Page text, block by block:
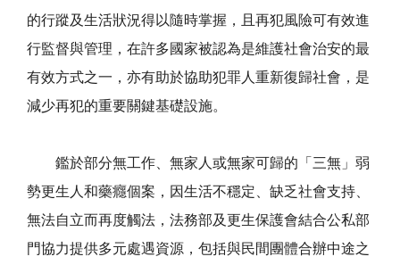
的行蹤及生活狀況得以隨時掌握，且再犯風險可有效進
行監督與管理，在許多國家被認為是維護社會治安的最
有效方式之一，亦有助於協助犯罪人重新復歸社會，是
減少再犯的重要關鍵基礎設施。
鑑於部分無工作、無家人或無家可歸的「三無」弱
勢更生人和藥癮個案，因生活不穩定、缺乏社會支持、
無法自立而再度觸法，法務部及更生保護會結合公私部
門協力提供多元處遇資源，包括與民間團體合辦中途之